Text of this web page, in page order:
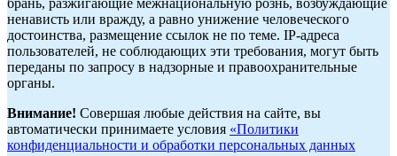
ненависть или вражду, а равно унижение человеческого
достоинства, размещение ссылок не по теме. IP-адреса
пользователей, не соблюдающих эти требования, могут быть
переданы по запросу в надзорные и правоохранительные
органы.
Внимание! Совершая любые действия на сайте, вы
автоматически принимаете условия «Политики
конфиденциальности и обработки персональных данных